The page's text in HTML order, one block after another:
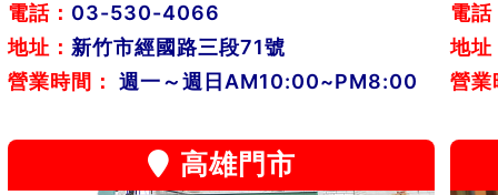
電話： 03-530-4066
地址： 新竹市經國路三段71號
營業時間：
週一～週日AM10:00~PM8:00
電話
地址
營業
高雄門市